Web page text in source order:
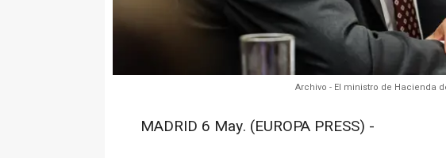
Archivo - El ministro de Hacienda
MADRID 6 May. (EUROPA PRESS) -